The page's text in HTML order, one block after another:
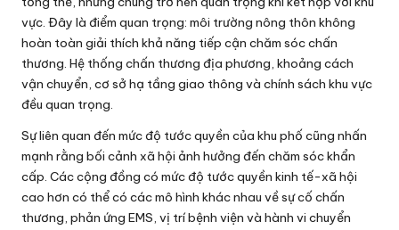
vực. Đây là điểm quan trọng: môi trường nông thôn không
hoàn toàn giải thích khả năng tiếp cận chăm sóc chấn
thương. Hệ thống chấn thương địa phương, khoảng cách
vận chuyển, cơ sở hạ tầng giao thông và chính sách khu vực
đều quan trọng.
Sự liên quan đến mức độ tước quyền của khu phố cũng nhấn
mạnh rằng bối cảnh xã hội ảnh hưởng đến chăm sóc khẩn
cấp. Các cộng đồng có mức độ tước quyền kinh tế-xã hội
cao hơn có thể có các mô hình khác nhau về sự cố chấn
thương, phản ứng EMS, vị trí bệnh viện và hành vi chuyển